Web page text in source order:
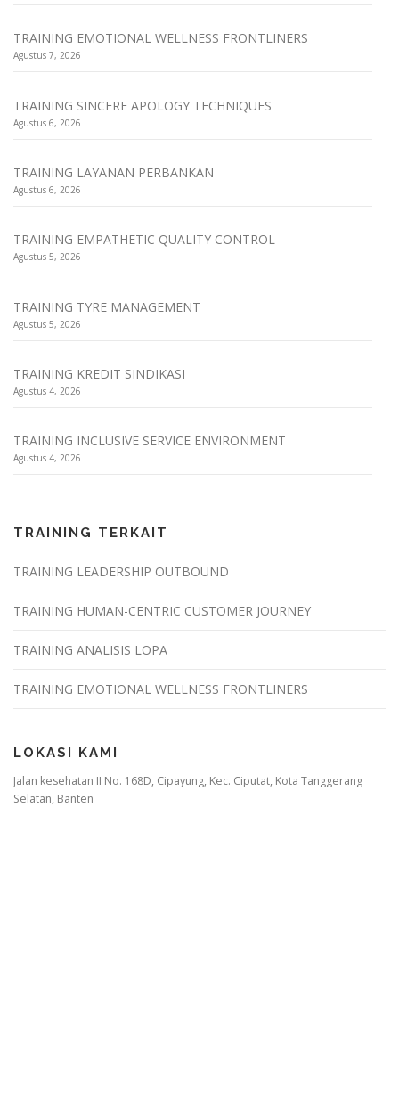
TRAINING EMOTIONAL WELLNESS FRONTLINERS
Agustus 7, 2026
TRAINING SINCERE APOLOGY TECHNIQUES
Agustus 6, 2026
TRAINING LAYANAN PERBANKAN
Agustus 6, 2026
TRAINING EMPATHETIC QUALITY CONTROL
Agustus 5, 2026
TRAINING TYRE MANAGEMENT
Agustus 5, 2026
TRAINING KREDIT SINDIKASI
Agustus 4, 2026
TRAINING INCLUSIVE SERVICE ENVIRONMENT
Agustus 4, 2026
TRAINING TERKAIT
TRAINING LEADERSHIP OUTBOUND
TRAINING HUMAN-CENTRIC CUSTOMER JOURNEY
TRAINING ANALISIS LOPA
TRAINING EMOTIONAL WELLNESS FRONTLINERS
LOKASI KAMI
Jalan kesehatan II No. 168D, Cipayung, Kec. Ciputat, Kota Tanggerang
Selatan, Banten